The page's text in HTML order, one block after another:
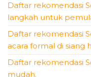
Daftar rekomendasi
langkah untuk
Daftar rekomendasi
acara formal di siang
Daftar rekomendasi
mudah.